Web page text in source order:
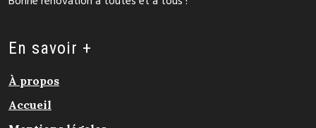
En savoir +
À propos
Accueil